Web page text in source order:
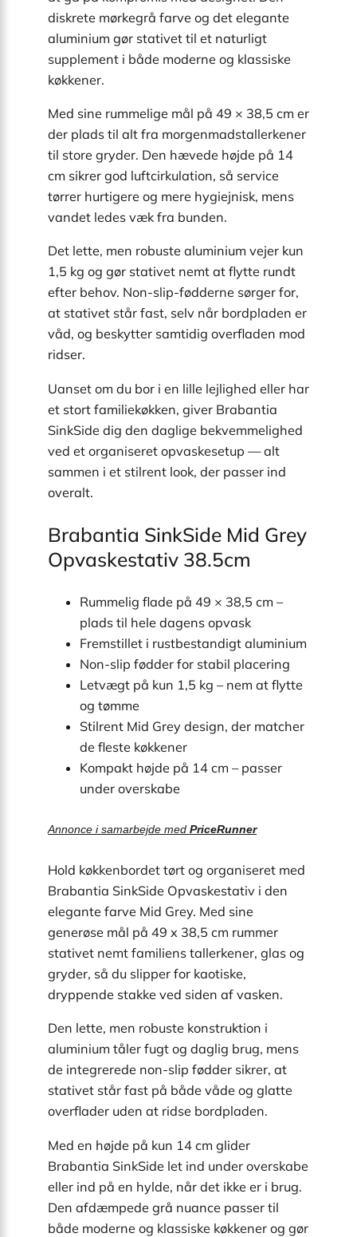
diskrete mørkegrå farve og det elegante
aluminium gør stativet til et naturligt
supplement i både moderne og klassiske
køkkener.
Med sine rummelige mål på 49 × 38,5 cm er
der plads til alt fra morgenmadstallerkener
til store gryder. Den hævede højde på 14
cm sikrer god luftcirkulation, så service
tørrer hurtigere og mere hygiejnisk, mens
vandet ledes væk fra bunden.
Det lette, men robuste aluminium vejer kun
1,5 kg og gør stativet nemt at flytte rundt
efter behov. Non-slip-fødderne sørger for,
at stativet står fast, selv når bordpladen er
våd, og beskytter samtidig overfladen mod
ridser.
Uanset om du bor i en lille lejlighed eller har
et stort familiekøkken, giver Brabantia
SinkSide dig den daglige bekvemmelighed
ved et organiseret opvaskesetup — alt
sammen i et stilrent look, der passer ind
overalt.
Brabantia SinkSide Mid Grey
Opvaskestativ 38.5cm
Rummelig flade på 49 × 38,5 cm –
plads til hele dagens opvask
Fremstillet i rustbestandigt aluminium
Non-slip fødder for stabil placering
Letvægt på kun 1,5 kg – nem at flytte
og tømme
Stilrent Mid Grey design, der matcher
de fleste køkkener
Kompakt højde på 14 cm – passer
under overskabe
Annonce i samarbejde med PriceRunner
Hold køkkenbordet tørt og organiseret med
Brabantia SinkSide Opvaskestativ i den
elegante farve Mid Grey. Med sine
generøse mål på 49 x 38,5 cm rummer
stativet nemt familiens tallerkener, glas og
gryder, så du slipper for kaotiske,
dryppende stakke ved siden af vasken.
Den lette, men robuste konstruktion i
aluminium tåler fugt og daglig brug, mens
de integrerede non-slip fødder sikrer, at
stativet står fast på både våde og glatte
overflader uden at ridse bordpladen.
Med en højde på kun 14 cm glider
Brabantia SinkSide let ind under overskabe
eller ind på en hylde, når det ikke er i brug.
Den afdæmpede grå nuance passer til
både moderne og klassiske køkkener og gør